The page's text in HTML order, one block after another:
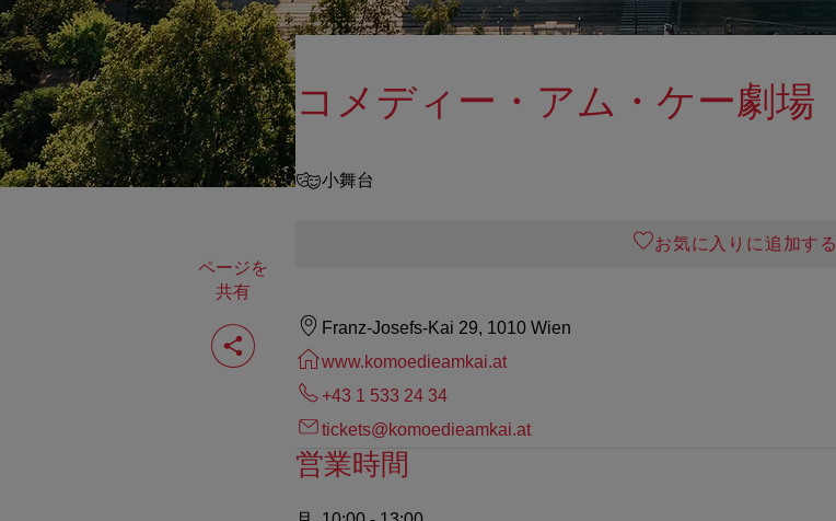
ページを
共有
ペ
ー
ジ
コメディー・アム・ケー劇場
小舞台
お気に入りに追加する
Franz-Josefs-Kai 29, 1010 Wien
www.komoedieamkai.at
+43 1 533 24 34
tickets@komoedieamkai.at
営業時間